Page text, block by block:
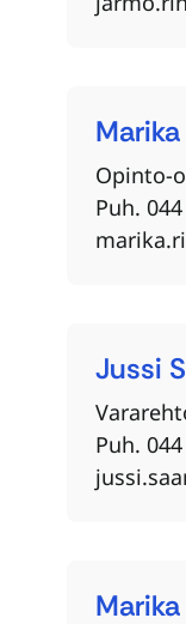
Marika
Opinto-
Puh.
Jussi
Puh.
Marika